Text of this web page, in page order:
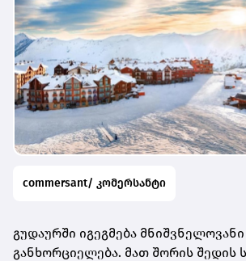
commersant/ კომერსანტი
გუდაურში იგეგმება
განხორციელება. მათ შორის შედის